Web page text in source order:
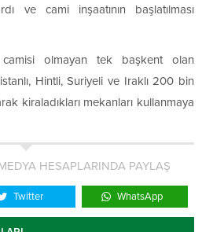
ve cami inşaatının başlatılması
olmayan tek başkent olan
Hintli, Suriyeli ve Iraklı 200 bin
kiraladıkları mekanları kullanmaya
HESAPLARINDA PAYLAŞ
Twitter WhatsApp